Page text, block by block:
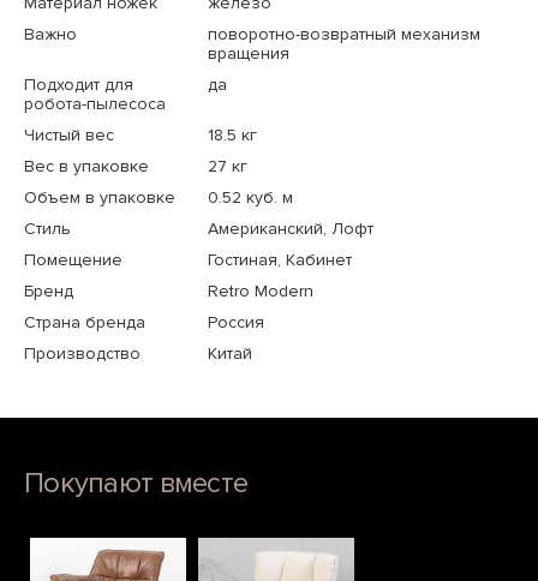
Важно
поворотно-возвратный механизм
вращения
Подходит для
робота-пылесоса
да
Чистый вес
18.5 кг
Вес в упаковке
27 кг
Объем в упаковке
0.52 куб. м
Стиль
Американский, Лофт
Помещение
Гостиная, Кабинет
Бренд
Retro Modern
Страна бренда
Россия
Производство
Китай
Покупают вместе